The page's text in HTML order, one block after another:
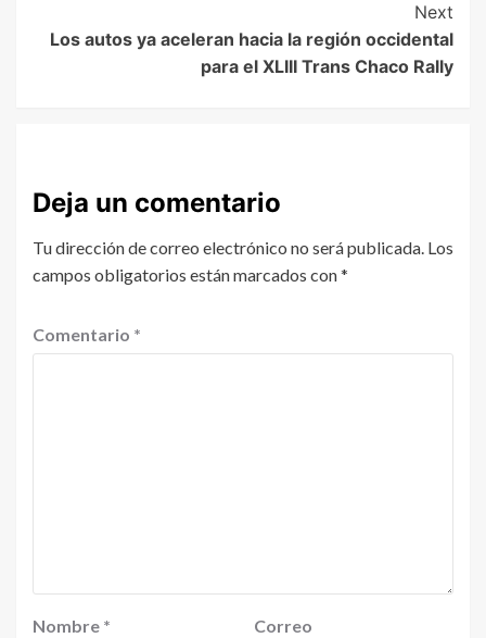
Next
Los autos ya aceleran hacia la región occidental
para el XLIII Trans Chaco Rally
Deja un comentario
Tu dirección de correo electrónico no será publicada. Los
campos obligatorios están marcados con*
Comentario *
Nombre *
Correo